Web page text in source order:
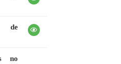
de
no